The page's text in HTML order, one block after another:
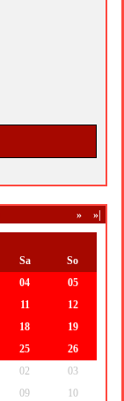
» »|
Sa
So
04
05
11
12
18
19
25
26
02
03
09 10